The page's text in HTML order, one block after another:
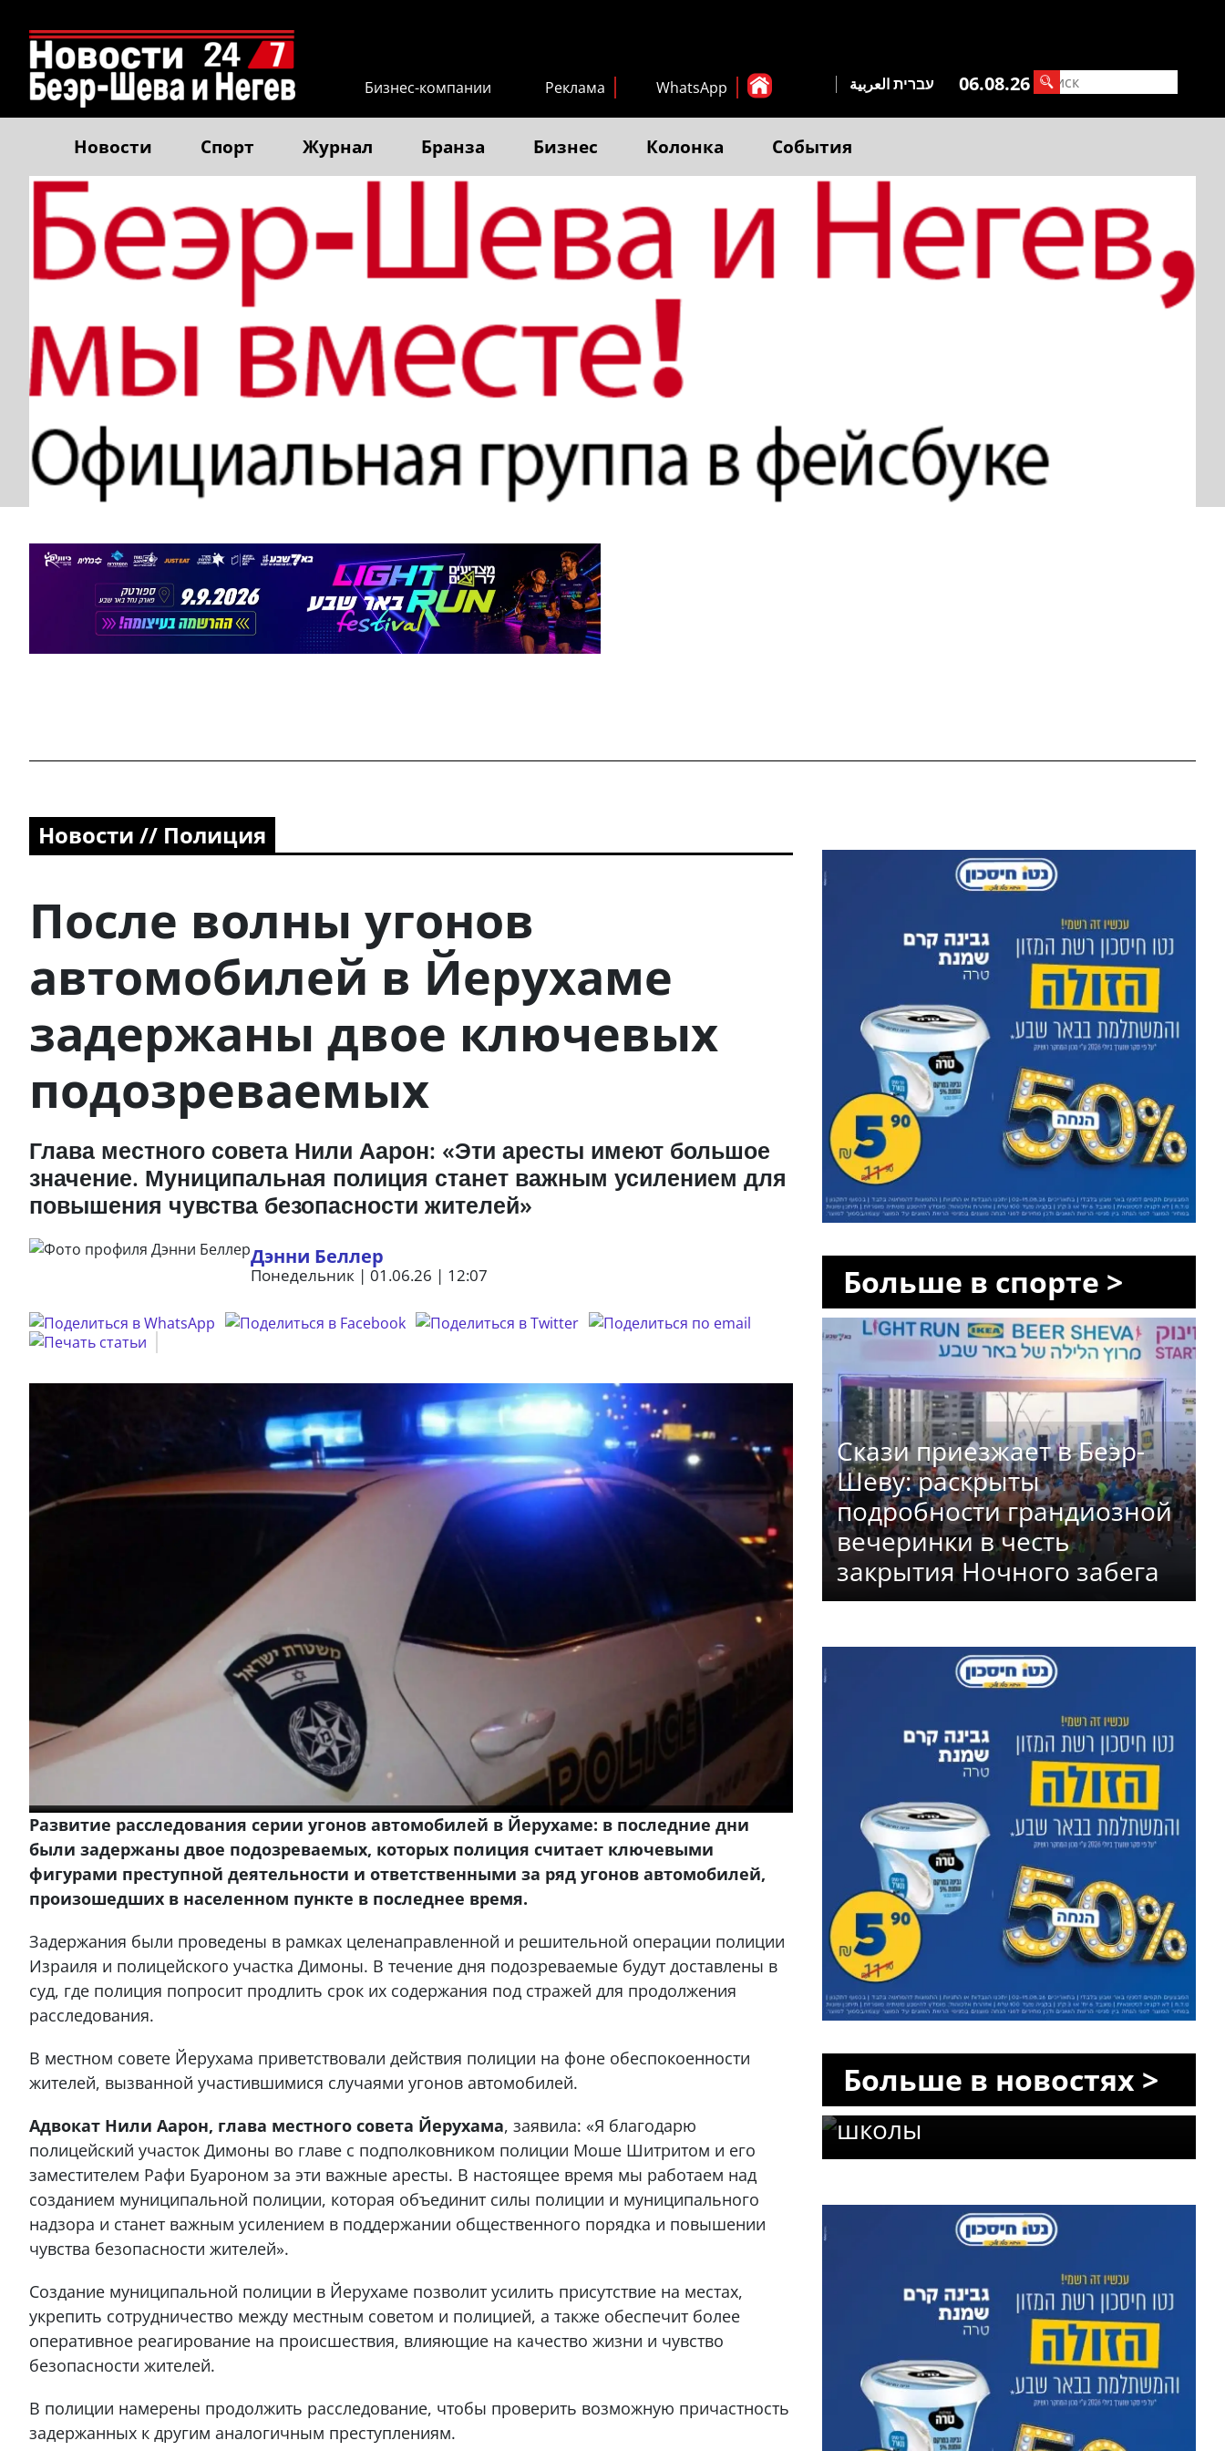
Бизнес-компании Реклама WhatsApp 06.08.26 עבריתالعربية
Новости Спорт Журнал Бранза Бизнес Колонка События
Новости // Полиция
После волны угонов
автомобилей в Йерухаме
задержаны двое ключевых
подозреваемых
Глава местного совета Нили Аарон: «Эти аресты имеют большое
значение. Муниципальная полиция станет важным усилением для
повышения чувства безопасности жителей»
Дэнни Беллер
Понедельник | 01.06.26 | 12:07
Развитие расследования серии угонов автомобилей в Йерухаме: в последние дни
были задержаны двое подозреваемых, которых полиция считает ключевыми
фигурами преступной деятельности и ответственными за ряд угонов автомобилей,
произошедших в населенном пункте в последнее время.
Задержания были проведены в рамках целенаправленной и решительной операции полиции
Израиля и полицейского участка Димоны. В течение дня подозреваемые будут доставлены в
суд, где полиция попросит продлить срок их содержания под стражей для продолжения
расследования.
В местном совете Йерухама приветствовали действия полиции на фоне обеспокоенности
жителей, вызванной участившимися случаями угонов автомобилей.
Адвокат Нили Аарон, глава местного совета Йерухама, заявила: «Я благодарю
полицейский участок Димоны во главе с подполковником полиции Моше Шитритом и его
заместителем Рафи Буароном за эти важные аресты. В настоящее время мы работаем над
созданием муниципальной полиции, которая объединит силы полиции и муниципального
надзора и станет важным усилением в поддержании общественного порядка и повышении
чувства безопасности жителей».
Создание муниципальной полиции в Йерухаме позволит усилить присутствие на местах,
укрепить сотрудничество между местным советом и полицией, а также обеспечит более
оперативное реагирование на происшествия, влияющие на качество жизни и чувство
безопасности жителей.
В полиции намерены продолжить расследование, чтобы проверить возможную причастность
задержанных к другим аналогичным преступлениям.
Больше в спорте >
Скази приезжает в Беэр-
Шеву: раскрыты
подробности грандиозной
вечеринки в честь
закрытия Ночного забега
Больше в новостях >
Офакиме: в городе
впервые откроются две
школы